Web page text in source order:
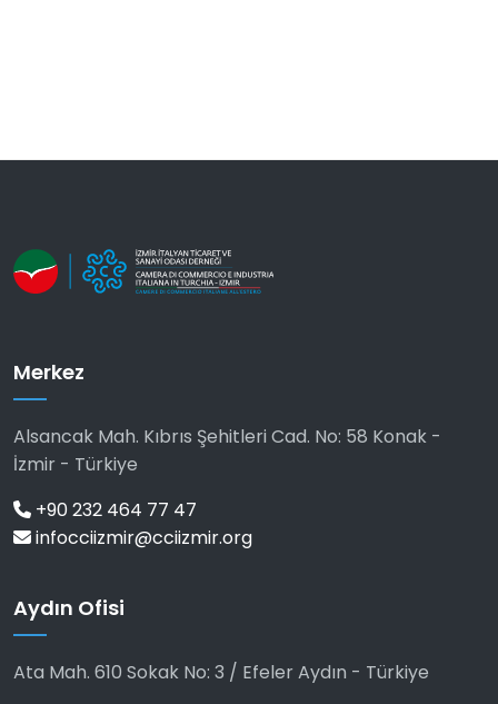
Merkez
Alsancak Mah. Kıbrıs Şehitleri Cad. No: 58 Konak -
İzmir - Türkiye
+90 232 464 77 47
infocciizmir@cciizmir.org
Aydın Ofisi
Ata Mah. 610 Sokak No: 3 / Efeler Aydın - Türkiye